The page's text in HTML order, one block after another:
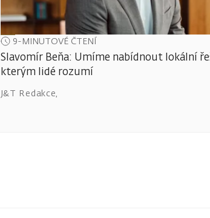
9-MINUTOVÉ ČTENÍ
Slavomír Beňa: Umíme nabídnout lokální
kterým lidé rozumí
J&T Redakce,